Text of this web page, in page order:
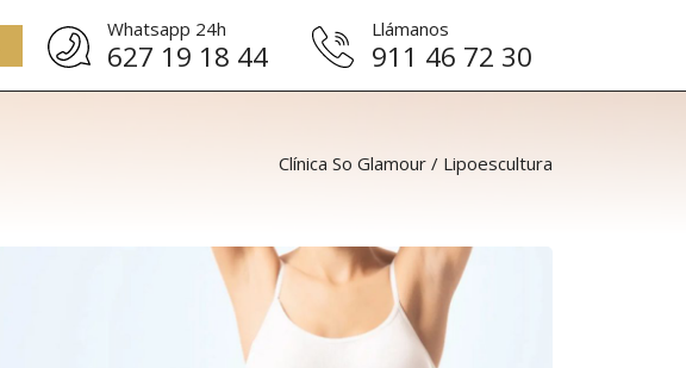
Whatsapp 24h
627 19 18 44
Llámanos
911 46 72 30
Clínica So Glamour / Lipoescultura